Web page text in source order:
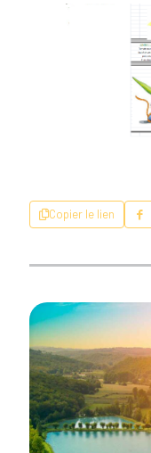
Copier le lien